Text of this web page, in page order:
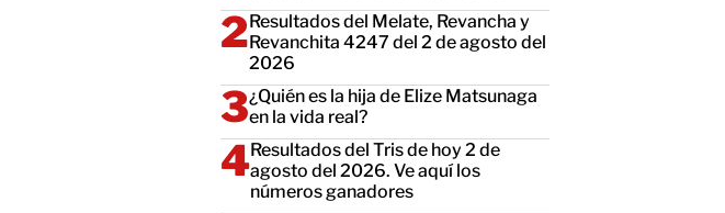
Resultados del Melate, Revancha y
Revanchita 4247 del 2 de agosto del
2026
¿Quién es la hija de Elize Matsunaga
en la vida real?
Resultados del Tris de hoy 2 de
agosto del 2026. Ve aquí los
números ganadores